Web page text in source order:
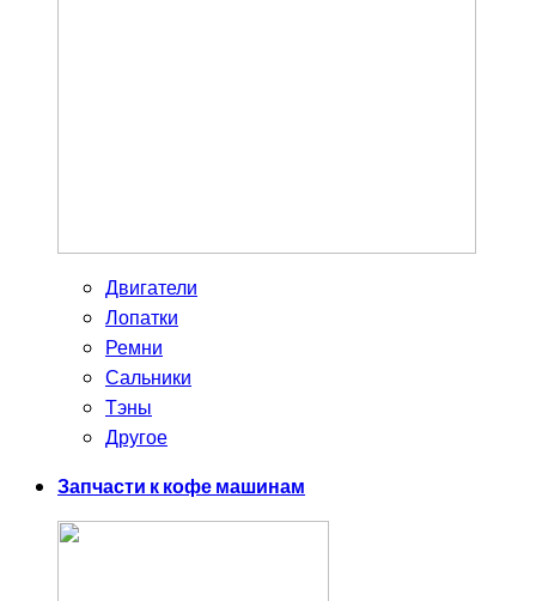
Двигатели
Лопатки
Ремни
Сальники
Тэны
Другое
Запчасти к кофе машинам